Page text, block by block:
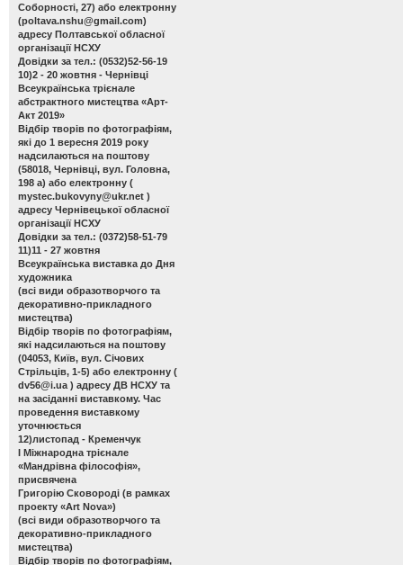
Соборності, 27) або електронну
(poltava.nshu@gmail.com)
адресу Полтавської обласної
організації НСХУ
Довідки за тел.: (0532)52-56-19
10)2 - 20 жовтня - Чернівці
Всеукраїнська трієнале
абстрактного мистецтва «Арт-
Акт 2019»
Відбір творів по фотографіям,
які до 1 вересня 2019 року
надсилаються на поштову
(58018, Чернівці, вул. Головна,
198 а) або електронну (
mystec.bukovyny@ukr.net )
адресу Чернівецької обласної
організації НСХУ
Довідки за тел.: (0372)58-51-79
11)11 - 27 жовтня
Всеукраїнська виставка до Дня
художника
(всі види образотворчого та
декоративно-прикладного
мистецтва)
Відбір творів по фотографіям,
які надсилаються на поштову
(04053, Київ, вул. Січових
Стрільців, 1-5) або електронну (
dv56@i.ua ) адресу ДВ НСХУ та
на засіданні виставкому. Час
проведення виставкому
уточнюється
12)листопад - Кременчук
І Міжнародна трієнале
«Мандрівна філософія»,
присвячена
Григорію Сковороді (в рамках
проекту «Art Nova»)
(всі види образотворчого та
декоративно-прикладного
мистецтва)
Відбір творів по фотографіям,